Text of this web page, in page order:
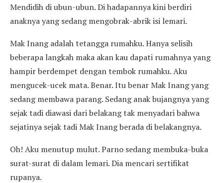
Mendidih di ubun-ubun. Di hadapannya kini berdiri
anaknya yang sedang mengobrak-abrik isi lemari.
Mak Inang adalah tetangga rumahku. Hanya selisih
beberapa langkah maka akan kau dapati rumahnya yang
hampir berdempet dengan tembok rumahku. Aku
mengucek-ucek mata. Benar. Itu benar Mak Inang yang
sedang membawa parang. Sedang anak bujangnya yang
sejak tadi diawasi dari belakang tak menyadari bahwa
sejatinya sejak tadi Mak Inang berada di belakangnya.
Oh! Aku menutup mulut. Parno sedang membuka-buka
surat-surat di dalam lemari. Dia mencari sertifikat
rupanya.